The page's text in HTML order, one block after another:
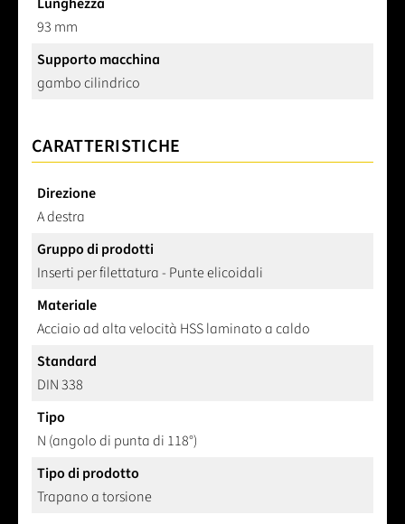
Lunghezza
93 mm
Supporto macchina
gambo cilindrico
CARATTERISTICHE
Direzione
A destra
Gruppo di prodotti
Inserti per filettatura - Punte elicoidali
Materiale
Acciaio ad alta velocità HSS laminato a caldo
Standard
DIN 338
Tipo
N (angolo di punta di 118°)
Tipo di prodotto
Trapano a torsione